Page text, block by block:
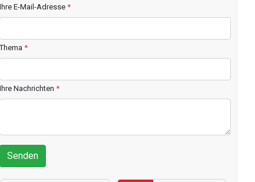
Ihre E-Mail-Adresse*
Thema*
Ihre Nachrichten*
Senden